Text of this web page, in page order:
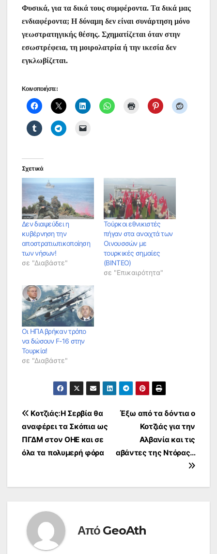
Φυσικά, για τα δικά τους συμφέροντα. Τα δικά μας
ενδιαφέροντα; Η δύναμη δεν είναι συνάρτηση μόνο
γεωστρατηγικής θέσης. Σχηματίζεται όταν στην
εσωστρέφεια, τη μοιρολατρία ή την ικεσία δεν
εγκλωβίζεται.
Κοινοποιήστε:
Σχετικά
Δεν διαψεύδει η
κυβέρνηση την
αποστρατιωτικοποίηση
των νήσων!
σε "Διαβάστε"
Τούρκοι εθνικιστές
πήγαν στα ανοιχτά των
Οινουσσών με
τουρκικές σημαίες
(ΒΙΝΤΕΟ)
σε "Επικαιρότητα"
Οι ΗΠΑ βρήκαν τρόπο
να δώσουν F-16 στην
Τουρκία!
σε "Διαβάστε"
Πλοήγηση
άρθρων
Έξω από τα δόντια ο
Κοτζιάς για την
Αλβανία και τις
αβάντες της Ντόρας…
Κοτζιάς:Η Σερβία θα
αναφέρει τα Σκόπια ως
ΠΓΔΜ στον ΟΗΕ και σε
όλα τα πολυμερή φόρα
Από GeoAth